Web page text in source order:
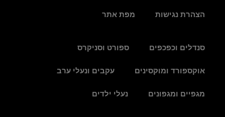
הצהרת נגישות מפת אתר
סנדלים וכפכפים ספורט וסניקרס
אוקספורד ומוקסינים עקבים ונעלי ערב
מגפיים ומגפונים נעלי ילדים